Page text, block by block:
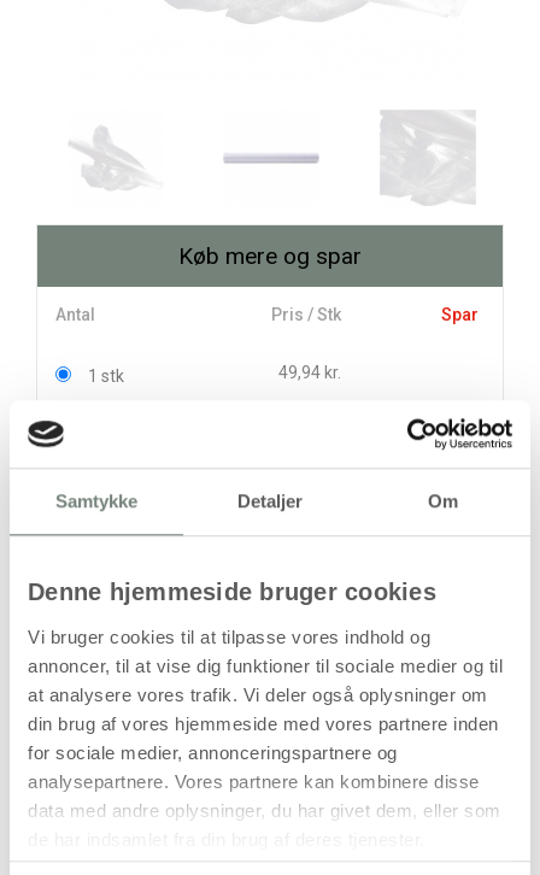
Samtykke Detaljer Om
Denne hjemmeside bruger cookies
Vi bruger cookies til at tilpasse vores indhold og
annoncer, til at vise dig funktioner til sociale medier og til
at analysere vores trafik. Vi deler også oplysninger om
din brug af vores hjemmeside med vores partnere inden
for sociale medier, annonceringspartnere og
analysepartnere. Vores partnere kan kombinere disse
data med andre oplysninger, du har givet dem, eller som
Køb mere og spar
Antal Pris / Stk Spar
1 stk 49,94 kr.
142,50 kr.
kr.ekskl. moms)
Læg i kurven
Din bestilling er først bindende,
når vi har bekræftet din ordre.